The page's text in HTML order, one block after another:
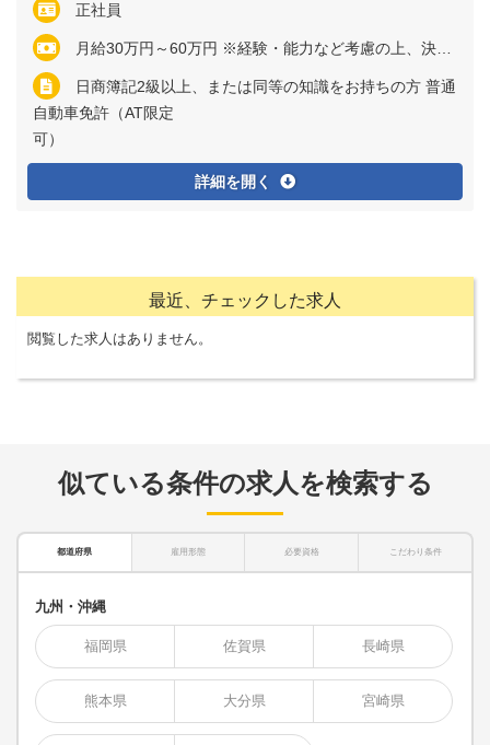
正社員
月給30万円～60万円 ※経験・能力など考慮の上、決定いたします ※残業代は全額支給
日商簿記2級以上、または同等の知識をお持ちの方 普通
自動車免許（AT限定
可
詳細を開く
最近、チェックした求人
閲覧した求人はありません。
似ている条件の求人を検索する
都道府県 雇用形態 必要資格 こだわり条件
九州・沖縄
福岡県 佐賀県 長崎県
熊本県 大分県 宮崎県